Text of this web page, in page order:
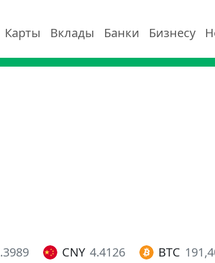
Карты Вклады Банки Бизнесу
CNY 4.4126 BTC